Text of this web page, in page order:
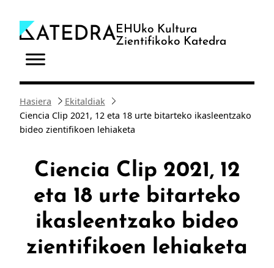
edukira
EHUko Kultura
Zientifikoko Katedra
Hasiera
Ekitaldiak
Ciencia Clip 2021, 12 eta 18 urte bitarteko ikasleentzako
bideo zientifikoen lehiaketa
Ciencia Clip 2021, 12
eta 18 urte bitarteko
ikasleentzako bideo
zientifikoen lehiaketa